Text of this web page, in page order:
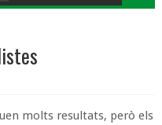
molts resultats, però els